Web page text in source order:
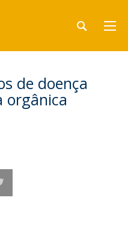
de doença
orgânica